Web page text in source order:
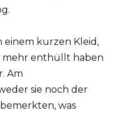
einem kurzen Kleid,
mehr enthüllt haben
Am
sie noch der
was